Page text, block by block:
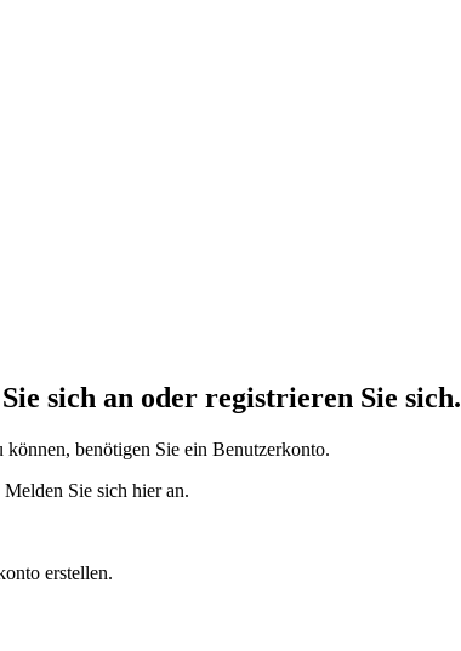
sich an oder registrieren Sie sich.
benötigen Sie ein Benutzerkonto.
Sie sich hier an.
erstellen.